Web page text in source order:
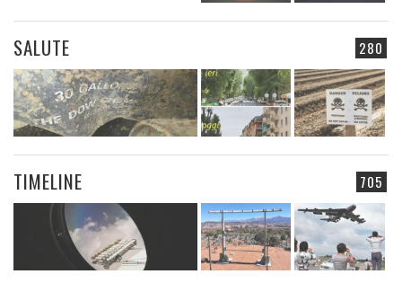
280
SALUTE
705
TIMELINE